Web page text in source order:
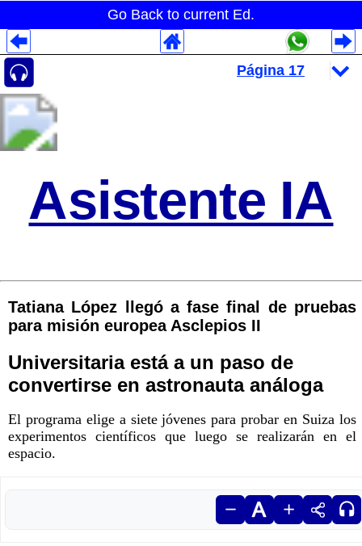
Go Back to current Ed.
Asistente IA
Tatiana López llegó a fase final de pruebas
para misión europea Asclepios II
Universitaria está a un paso de
convertirse en astronauta análoga
El programa elige a siete jóvenes para probar en Suiza los
experimentos científicos que luego se realizarán en el
espacio.
Despliegues Analytics
Despliegues Totales
Despliegues por Rubros